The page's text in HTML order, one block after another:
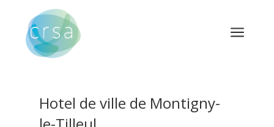
a
Hotel de ville de Montigny-